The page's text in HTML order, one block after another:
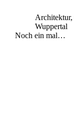
Architektur,
Wuppertal
Noch ein mal…